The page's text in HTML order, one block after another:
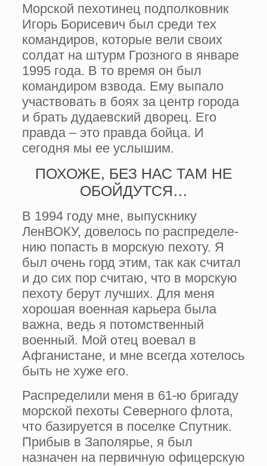
Морской пехотинец подполковник
Игорь Борисевич был среди тех
командиров, которые вели своих
солдат на штурм Грозного в январе
1995 года. В то время он был
командиром взвода. Ему выпало
участвовать в боях за центр города
и брать дудаевский дворец. Его
правда – это правда бойца. И
сегодня мы ее услышим.
ПОХОЖЕ, БЕЗ НАС ТАМ НЕ
ОБОЙДУТСЯ…
В 1994 году мне, выпускни­ку
ЛенВОКУ, довелось по распределе­
нию попасть в морскую пехоту. Я
был очень горд этим, так как считал
и до сих пор считаю, что в морскую
пехоту берут лучших. Для меня
хорошая военная карьера была
важна, ведь я потомственный
военный. Мой отец воевал в
Афганистане, и мне всегда хотелось
быть не хуже его.
Распределили меня в 61-ю бригаду
морской пехоты Северного флота,
что базируется в поселке Спутник.
Прибыв в Заполярье, я был
назначен на первичную офицерскую